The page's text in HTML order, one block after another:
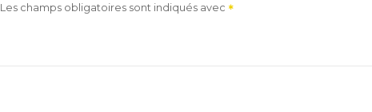
Les champs obligatoires sont indiqués avec